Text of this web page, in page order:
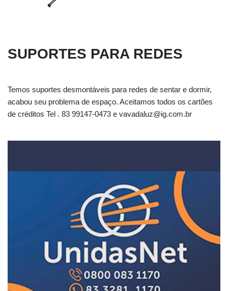
SUPORTES PARA REDES
Temos suportes desmontáveis para redes de sentar e dormir,
acabou seu problema de espaço. Aceitamos todos os cartões
de créditos Tel . 83 99147-0473 e vavadaluz@ig.com.br